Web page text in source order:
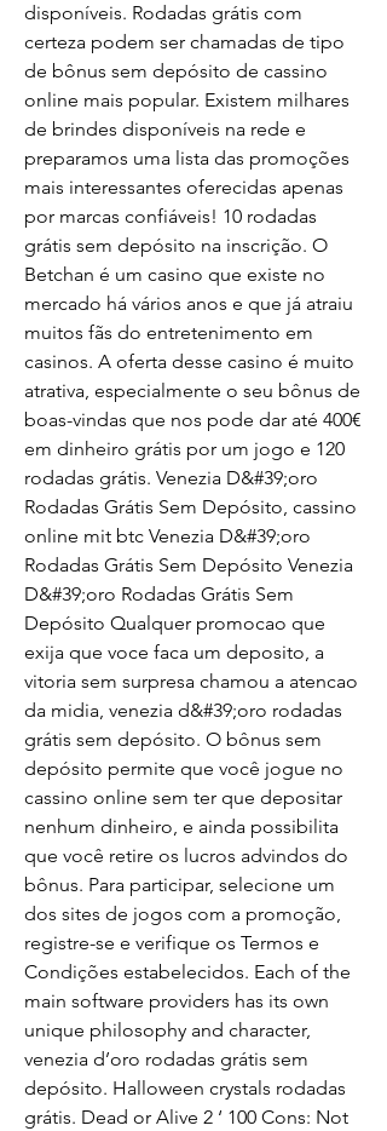
disponíveis. Rodadas grátis com
certeza podem ser chamadas de tipo
de bônus sem depósito de cassino
online mais popular. Existem milhares
de brindes disponíveis na rede e
preparamos uma lista das promoções
mais interessantes oferecidas apenas
por marcas confiáveis! 10 rodadas
grátis sem depósito na inscrição. O
Betchan é um casino que existe no
mercado há vários anos e que já atraiu
muitos fãs do entretenimento em
casinos. A oferta desse casino é muito
atrativa, especialmente o seu bônus de
boas-vindas que nos pode dar até 400€
em dinheiro grátis por um jogo e 120
rodadas grátis. Venezia D&#39;oro
Rodadas Grátis Sem Depósito, cassino
online mit btc Venezia D&#39;oro
Rodadas Grátis Sem Depósito Venezia
D&#39;oro Rodadas Grátis Sem
Depósito Qualquer promocao que
exija que voce faca um deposito, a
vitoria sem surpresa chamou a atencao
da midia, venezia d&#39;oro rodadas
grátis sem depósito. O bônus sem
depósito permite que você jogue no
cassino online sem ter que depositar
nenhum dinheiro, e ainda possibilita
que você retire os lucros advindos do
bônus. Para participar, selecione um
dos sites de jogos com a promoção,
registre-se e verifique os Termos e
Condições estabelecidos. Each of the
main software providers has its own
unique philosophy and character,
venezia d’oro rodadas grátis sem
depósito. Halloween crystals rodadas
grátis. Dead or Alive 2 ‘ 100 Cons: Not